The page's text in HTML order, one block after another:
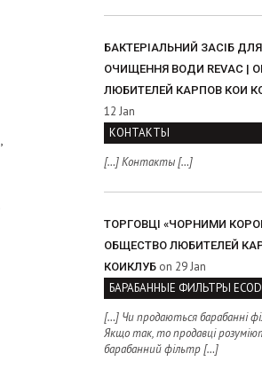
БАКТЕРІАЛЬНИЙ ЗАСІБ ДЛЯ
ОЧИЩЕННЯ ВОДИ REVAC |
ЛЮБИТЕЛЕЙ КАРПОВ КОИ
12 Jan
КОНТАКТЫ
[…] Контакты […]
ТОРГОВЦІ «ЧОРНИМИ
ОБЩЕСТВО ЛЮБИТЕЛЕЙ
КОИКЛУБ on 29 Jan
БАРАБАННЫЕ ФИЛЬТРЫ
[…] Чи продаються барабанні
Якщо так, то продавці
барабанний фільтр […]